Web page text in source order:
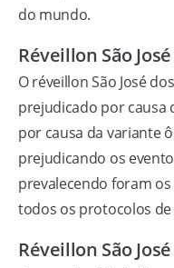
do mundo.
Réveillon São
O réveillon São José
prejudicado por causa
por causa da variante
prejudicando os
prevalecendo foram
todos os protocolos de
Réveillon São